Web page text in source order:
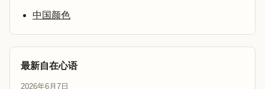
中国颜色
最新自在心语
2026年6月7日